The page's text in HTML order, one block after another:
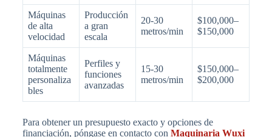
Máquinas
de alta
velocidad
Producción
a gran
escala
20-30
metros/min
$100,000–
$150,000
Máquinas
totalmente
personaliza
bles
Perfiles y
funciones
avanzadas
15-30
metros/min
$150,000–
$200,000
Para obtener un presupuesto exacto y opciones de
financiación, póngase en contacto con Maquinaria Wuxi